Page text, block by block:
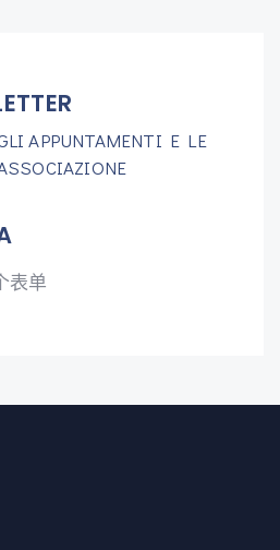
APPUNTAMENTI E LE
表单